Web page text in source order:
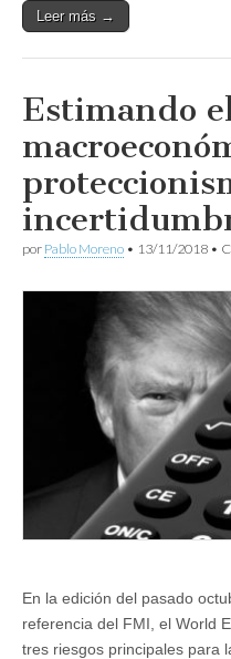
Leer más →
Estimando
por Pablo Moreno • 13/11/2018 •
En la edición del pasado
referencia del FMI, el World
tres riesgos principales para